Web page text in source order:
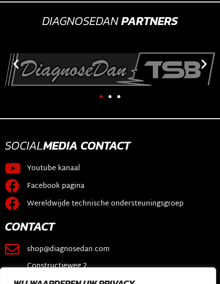
DIAGNOSEDANPARTNERS
SOCIALMEDIA CONTACT
Youtube kanaal
Facebook pagina
Wereldwijde technische ondersteuningsgroep
CONTACT
shop@diagnosedan.com
Constructieweg 2
3641 SB Mijdrecht